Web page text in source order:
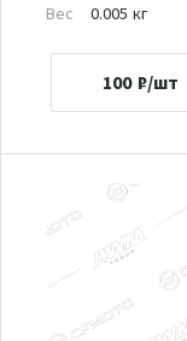
Вес
0.005 кг
100 ₽/шт